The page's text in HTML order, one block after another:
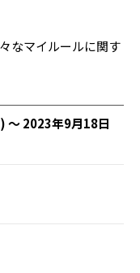
なマイルールに関す
～ 2023年9月18日